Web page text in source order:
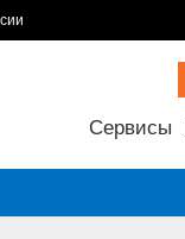
Сервисы